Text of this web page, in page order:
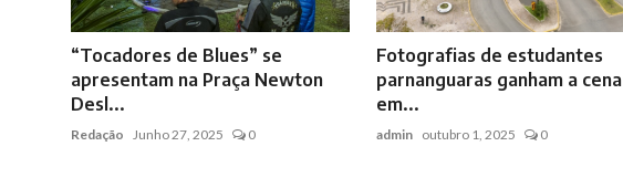
“Tocadores de Blues” se
apresentam na Praça Newton
Desl...
Redação Junho 27, 2025 0
Fotografias de estudantes
parnanguaras ganham a cena
em...
admin outubro 1, 2025 0